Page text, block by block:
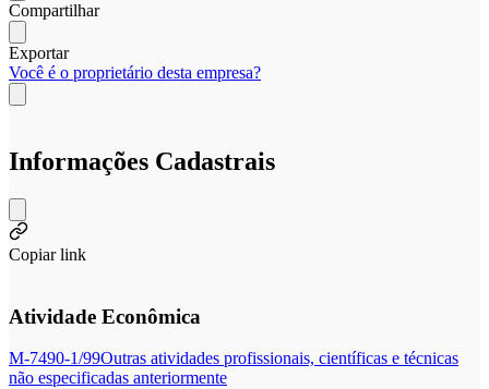
Compartilhar
Exportar
Você é o proprietário desta empresa?
Informações Cadastrais
Copiar link
Atividade Econômica
M-7490-1/99Outras atividades profissionais, científicas e técnicas
não especificadas anteriormente